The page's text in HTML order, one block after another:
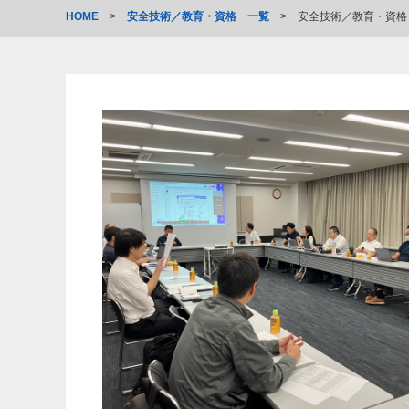
HOME > 安全技術／教育・資格 一覧 > 安全技術／教育・資